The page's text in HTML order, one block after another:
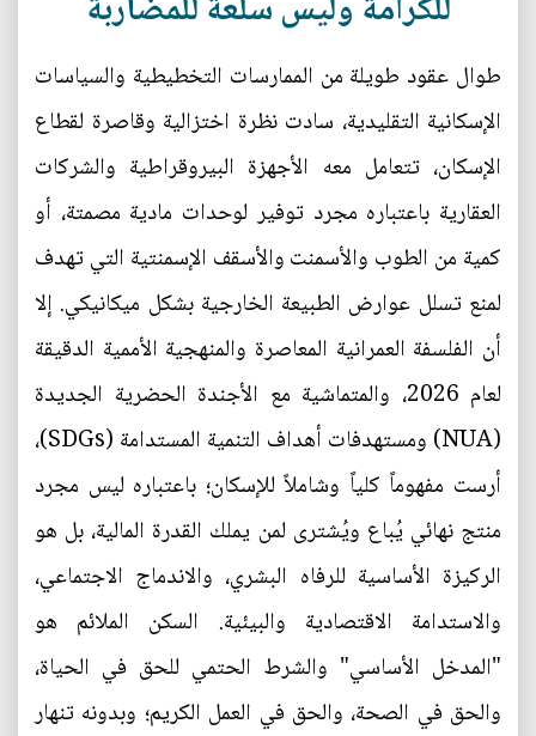
طوال عقود طويلة من الممارسات التخطيطية والسياسات
الإسكانية التقليدية، سادت نظرة اختزالية وقاصرة لقطاع
الإسكان، تتعامل معه الأجهزة البيروقراطية والشركات
العقارية باعتباره مجرد توفير لوحدات مادية مصمتة، أو
كمية من الطوب والأسمنت والأسقف الإسمنتية التي تهدف
لمنع تسلل عوارض الطبيعة الخارجية بشكل ميكانيكي. إلا
أن الفلسفة العمرانية المعاصرة والمنهجية الأممية الدقيقة
لعام 2026، والمتماشية مع الأجندة الحضرية الجديدة
(NUA) ومستهدفات أهداف التنمية المستدامة (SDGs)،
أرست مفهوماً كلياً وشاملاً للإسكان؛ باعتباره ليس مجرد
منتج نهائي يُباع ويُشترى لمن يملك القدرة المالية، بل هو
الركيزة الأساسية للرفاه البشري، والاندماج الاجتماعي،
والاستدامة الاقتصادية والبيئية. السكن الملائم هو
"المدخل الأساسي" والشرط الحتمي للحق في الحياة،
والحق في الصحة، والحق في العمل الكريم؛ وبدونه تنهار